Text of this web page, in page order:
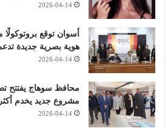
2026-04-14
أسوان توقع بروتوكولًا
هوية بصرية جديدة
2026-04-14
محافظ سوهاج يفتتح
مشروع جديد يخدم
2026-04-14